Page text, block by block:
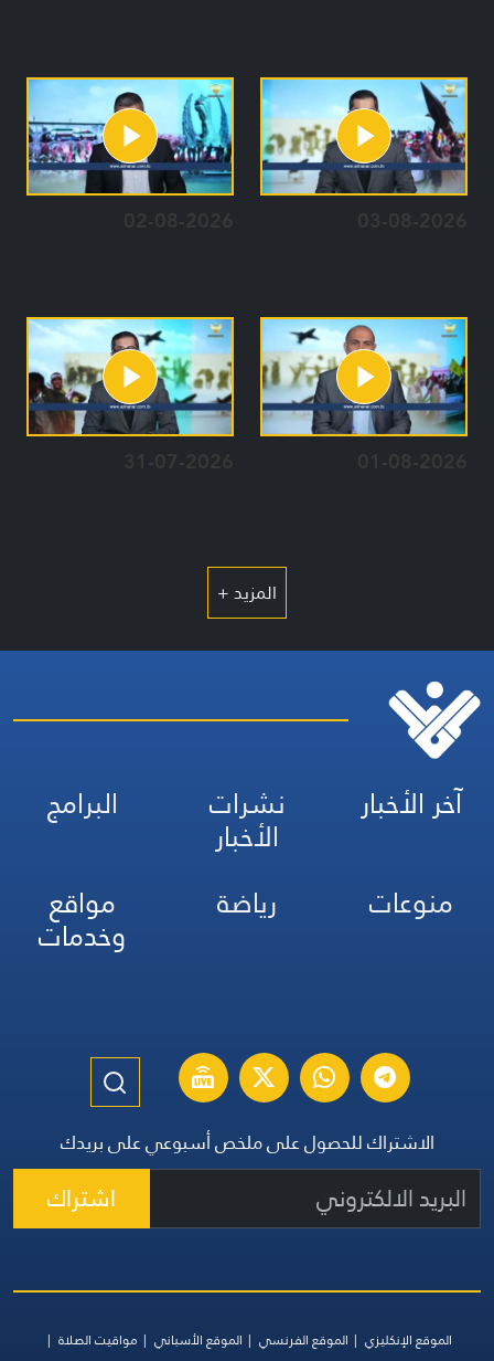
03-08-2026
02-08-2026
01-08-2026
31-07-2026
المزيد +
آخر الأخبار نشرات
الأخبار
البرامج
منوعات
رياضة مواقع
وخدمات
الاشتراك للحصول على ملخص أسبوعي على بريدك
اشتراك
الموقع الإنكليزي الموقع الفرنسي الموقع الأسباني
مواقيت الصلاة